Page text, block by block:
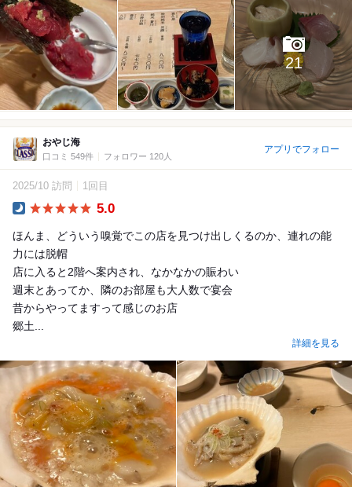
21
おやじ海
口コミ 549件 フォロワー 120人
アプリでフォロー
2025/10 訪問 1回目
5.0
ほんま、どういう嗅覚でこの店を見つけ出しくるのか、連れの能
力には脱帽
店に入ると2階へ案内され、なかなかの賑わい
週末とあってか、隣のお部屋も大人数で宴会
昔からやってますって感じのお店
郷土...
詳細を見る